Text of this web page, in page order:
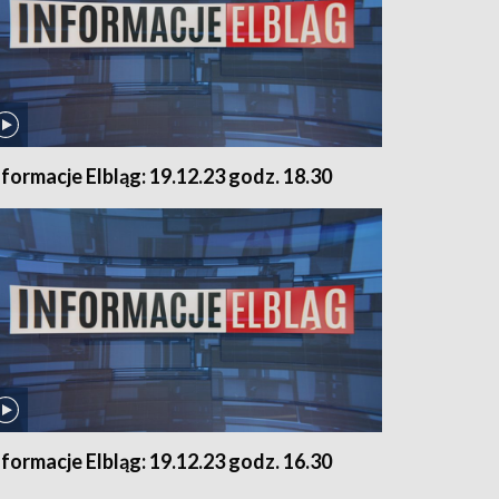
Elbląg: 19.12.23 godz. 18.30
Elbląg: 19.12.23 godz. 16.30